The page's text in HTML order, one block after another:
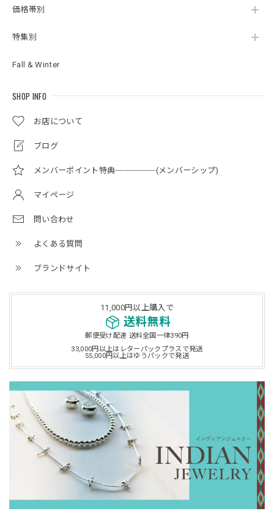
価格帯別
特集別
Fall & Winter
SHOP INFO
お店について
ブログ
メンバーポイント特典─────(メンバーシップ)
マイページ
問い合わせ
よくある質問
ブランドサイト
11,000円以上購入で
送料無料
郵便受け配達 送料全国一律390円
33,000円以上はレターパックプラスで発送
55,000円以上はゆうパックで発送